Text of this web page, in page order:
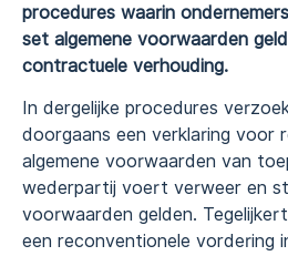
procedures waarin
set algemene voorwaarden
contractuele verhouding.
In dergelijke procedures
doorgaans een verklaring voor
algemene voorwaarden van
wederpartij voert verweer en
voorwaarden gelden.
een reconventionele vordering